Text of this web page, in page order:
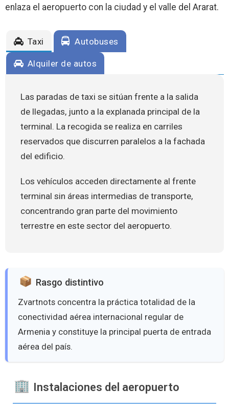
enlaza el aeropuerto con la ciudad y el valle del Ararat.
Taxi Autobuses
Alquiler de autos
Las paradas de taxi se sitúan frente a la salida
de llegadas, junto a la explanada principal de la
terminal. La recogida se realiza en carriles
reservados que discurren paralelos a la fachada
del edificio.
Los vehículos acceden directamente al frente
terminal sin áreas intermedias de transporte,
concentrando gran parte del movimiento
terrestre en este sector del aeropuerto.
Rasgo distintivo
Zvartnots concentra la práctica totalidad de la
conectividad aérea internacional regular de
Armenia y constituye la principal puerta de entrada
aérea del país.
Instalaciones del aeropuerto